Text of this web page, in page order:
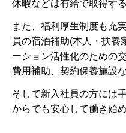
休暇などは有給で取得す
また、福利厚生制度も充
員の宿泊補助(本人・扶養
ーション活性化のための
費用補助、契約保養施設
そして新入社員の方には
からでも安心して働き始